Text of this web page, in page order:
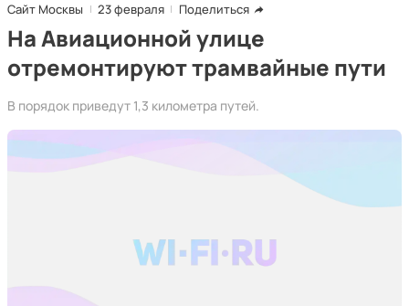
Сайт Москвы 23 февраля Поделиться
На Авиационной улице
отремонтируют трамвайные пути
В порядок приведут 1,3 километра путей.